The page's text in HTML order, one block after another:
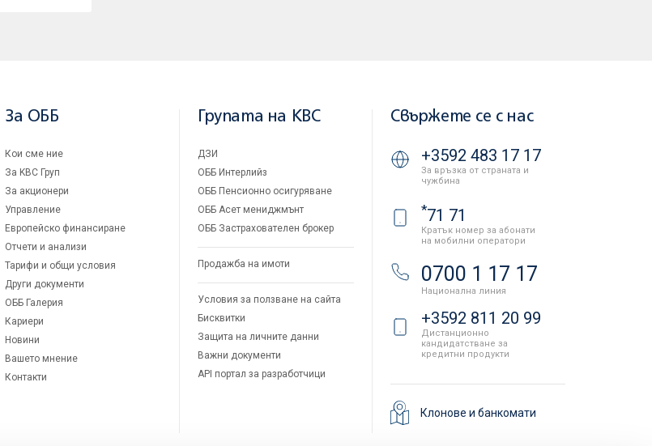
За ОББ
Кои сме ние
За KBC Груп
За акционери
Управление
Европейско финансиране
Отчети и анализи
Тарифи и общи условия
Други документи
ОББ Галерия
Кариери
Новини
Вашето мнение
Контакти
Групата на KBC
ДЗИ
ОББ Интерлийз
ОББ Пенсионно осигуряване
ОББ Асет мениджмънт
ОББ Застрахователен брокер
Продажба на имоти
Условия за ползване на сайта
Бисквитки
Защита на личните данни
Важни документи
API портал за разработчици
Свържете се с нас
+3592 483 17 17
За връзка от страната и
чужбина
*71 71
Кратък номер за абонати
на мобилни оператори
0700 1 17 17
Национална линия
+3592 811 20 99
Дистанционно
кандидатстване за
кредитни продукти
Клонове и банкомати